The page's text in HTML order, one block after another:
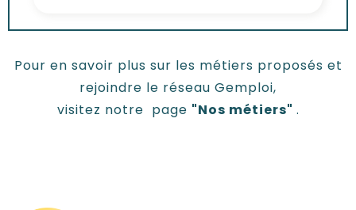
Pour en savoir plus sur les métiers proposés et
rejoindre le réseau Gemploi,
visitez notre page "Nos métiers" .